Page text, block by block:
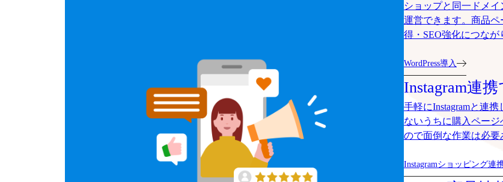
ショップと同一ドメイ
運営できます。商品
得・SEO強化につなが
WordPress導入
Instagram連
手軽にInstagramと連
ないうちに購入ペー
ので面倒な作業は必要
Instagramショッピング連